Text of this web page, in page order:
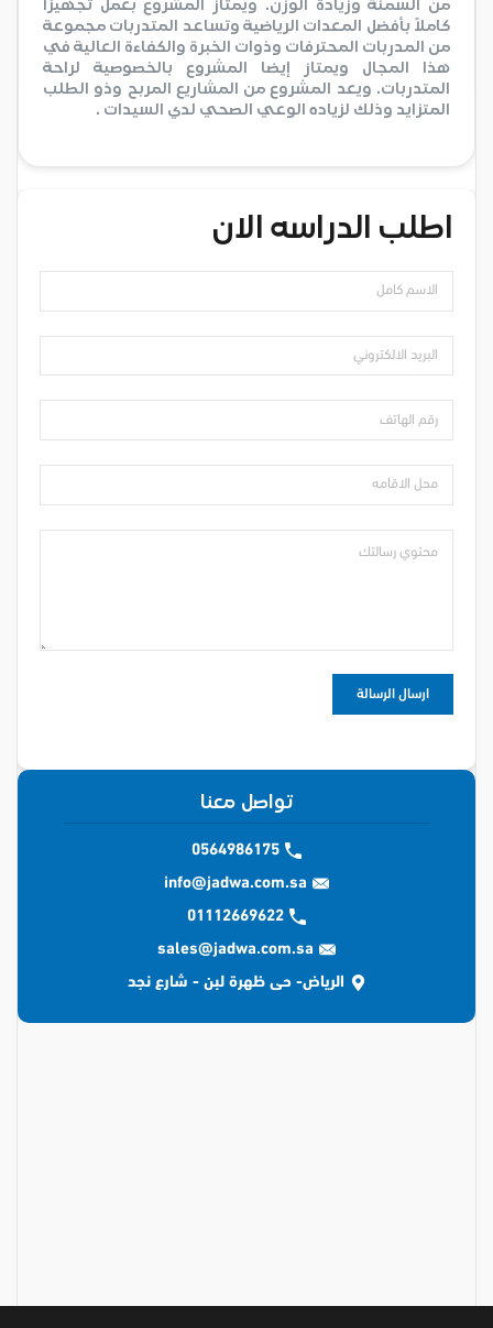
من السمنة وزيادة الوزن. ويمتاز المشروع بعمل تجهيزا
كاملاً بأفضل المعدات الرياضية وتساعد المتدربات مجموعة
من المدربات المحترفات وذوات الخبرة والكفاءة العالية في
هذا المجال ويمتاز إيضا المشروع بالخصوصية لراحة
المتدربات. ويعد المشروع من المشاريع المربح وذو الطلب
المتزايد وذلك لزياده الوعي الصحي لدي السيدات .
اطلب الدراسه الان
تواصل معنا
0564986175
info@jadwa.com.sa
01112669622
sales@jadwa.com.sa
الرياض- حى ظهرة لبن - شارع نجد